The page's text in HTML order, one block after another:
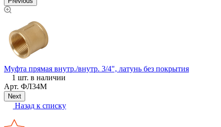
Муфта прямая внутр./внутр. 3/4", латунь без покрытия
1 шт. в наличии
Арт. ФЛ34М
Next
Назад к списку